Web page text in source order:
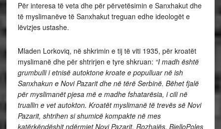
Për interesa të veta dhe për përvetësimin e Sanxhakut dhe
të myslimanëve të Sanxhakut treguan edhe ideologët e
lëvizjes ustashe.
Mladen Lorkoviq, në shkrimin e tij të viti 1935, për kroatët
myslimanë dhe për shtrirjen e tyre shkruan: “I madh është
grumbulli i etnisë autoktone kroate e populluar në ish
Sanxhakun e Novi Pazarit dhe në tërë Serbinë. Bëhet fjalë
për myslimanët pjesa më e madhe fshatarësia, i cili në
truallin e vet autokton. Kroatët myslimanëtë trevës së Novi
Pazarit, shtrihen si shumicë kompakte në mes
katërkëndëshit ndërmjet Novi Pazarit, Rozhajës, BjelloPoles